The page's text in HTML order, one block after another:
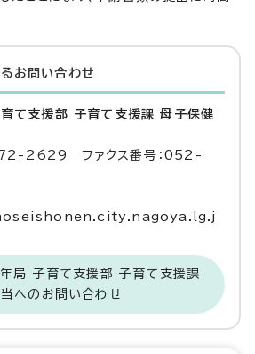
お問い合わせ
て支援部 子育て支援課 母子保健
2629 ファクス番号：052-
局 子育て支援部 子育て支援課
へのお問い合わせ